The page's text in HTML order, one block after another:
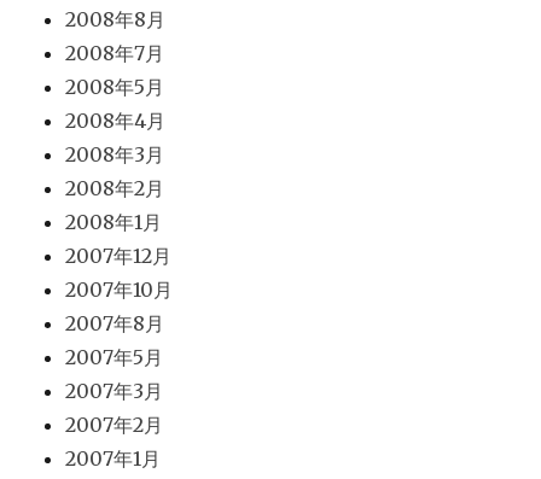
2008年8月
2008年7月
2008年5月
2008年4月
2008年3月
2008年2月
2008年1月
2007年12月
2007年10月
2007年8月
2007年5月
2007年3月
2007年2月
2007年1月